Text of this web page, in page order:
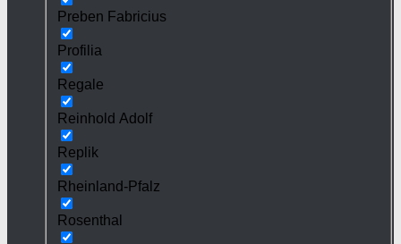
Preben Fabricius
Profilia
Regale
Reinhold Adolf
Replik
Rheinland-Pfalz
Rosenthal